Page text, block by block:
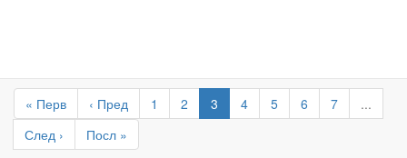
« Перв ‹ Пред 1 2 3 4 5 6 7
...
След ›
Посл »